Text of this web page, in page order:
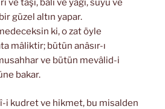
taşı, balı ve yağı, suyu ve
güzel altın yapar.
ki, o zat öyle
mâliktir; bütün anâsır-ı
ve bütün mevâlid-i
bakar.
i kudret ve hikmet, bu misalden